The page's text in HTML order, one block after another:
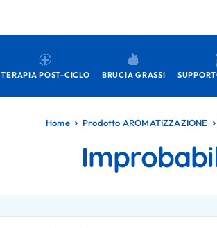
TERAPIA POST-CICLO BRUCIA GRASSI
Home Prodotto AROMATIZZAZIONE